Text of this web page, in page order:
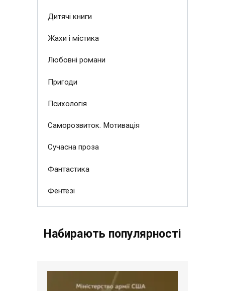
Дитячі книги
Жахи і містика
Любовні романи
Пригоди
Психологія
Саморозвиток. Мотивація
Сучасна проза
Фантастика
Фентезі
Набирають популярності